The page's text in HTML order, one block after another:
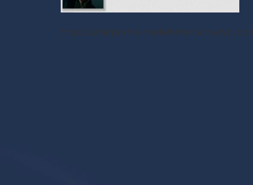
http://sztarportre.madeinmedia.hu/wp-